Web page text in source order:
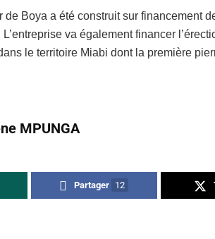
de Boya a été construit sur financement
va également financer
le territoire Miabi dont la première
MPUNGA
Partager 12